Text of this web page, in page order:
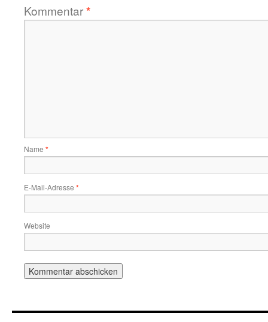
Kommentar*
Name *
E-Mail-Adresse *
Website